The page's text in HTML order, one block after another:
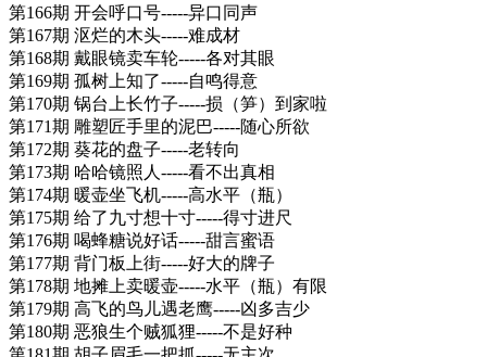
第166期 开会呼口号-----异口同声
第167期 沤烂的木头-----难成材
第168期 戴眼镜卖车轮-----各对其眼
第169期 孤树上知了-----自鸣得意
第170期 锅台上长竹子-----损（笋）到家啦
第171期 雕塑匠手里的泥巴-----随心所欲
第172期 葵花的盘子-----老转向
第173期 哈哈镜照人-----看不出真相
第174期 暖壶坐飞机-----高水平（瓶）
第175期 给了九寸想十寸-----得寸进尺
第176期 喝蜂糖说好话-----甜言蜜语
第177期 背门板上街-----好大的牌子
第178期 地摊上卖暖壶-----水平（瓶）有限
第179期 高飞的鸟儿遇老鹰-----凶多吉少
第180期 恶狼生个贼狐狸-----不是好种